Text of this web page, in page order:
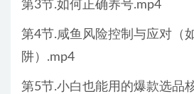
第3节.如何正确养号.mp4
第4节.咸鱼风险控制与应对（
阱）.mp4
第5节.小白也能用的爆款选品